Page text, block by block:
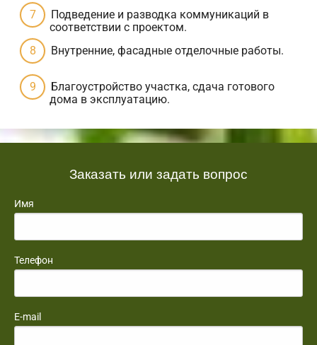
Подведение и разводка коммуникаций в
соответствии с проектом.
Внутренние, фасадные отделочные работы.
Благоустройство участка, сдача готового
дома в эксплуатацию.
Заказать или задать вопрос
Имя
Телефон
E-mail